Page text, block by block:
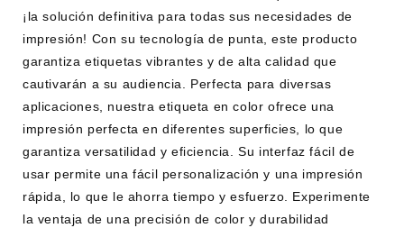
¡la solución definitiva para todas sus necesidades de
impresión! Con su tecnología de punta, este producto
garantiza etiquetas vibrantes y de alta calidad que
cautivarán a su audiencia. Perfecta para diversas
aplicaciones, nuestra etiqueta en color ofrece una
impresión perfecta en diferentes superficies, lo que
garantiza versatilidad y eficiencia. Su interfaz fácil de
usar permite una fácil personalización y una impresión
rápida, lo que le ahorra tiempo y esfuerzo. Experimente
la ventaja de una precisión de color y durabilidad